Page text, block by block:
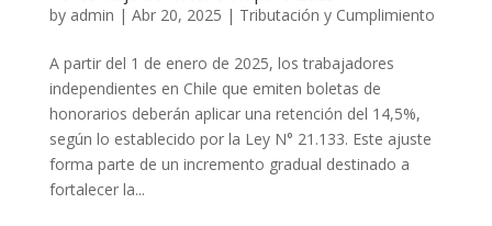
by admin | Abr 20, 2025 | Tributación y Cumplimiento
A partir del 1 de enero de 2025, los trabajadores
independientes en Chile que emiten boletas de
honorarios deberán aplicar una retención del 14,5%,
según lo establecido por la Ley N° 21.133. Este ajuste
forma parte de un incremento gradual destinado a
fortalecer la...